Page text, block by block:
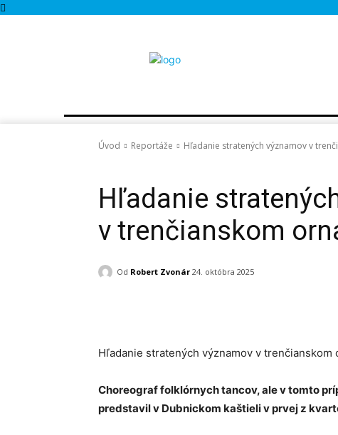
Úvod Reportáže Hľadanie stratených významov v
Hľadanie
v trenčianskom
Od Robert Zvonár 24. októbra 2025
Hľadanie stratených významov v trenčianskom
Choreograf folklórnych tancov, ale v tomto
predstavil v Dubnickom kaštieli v prvej z